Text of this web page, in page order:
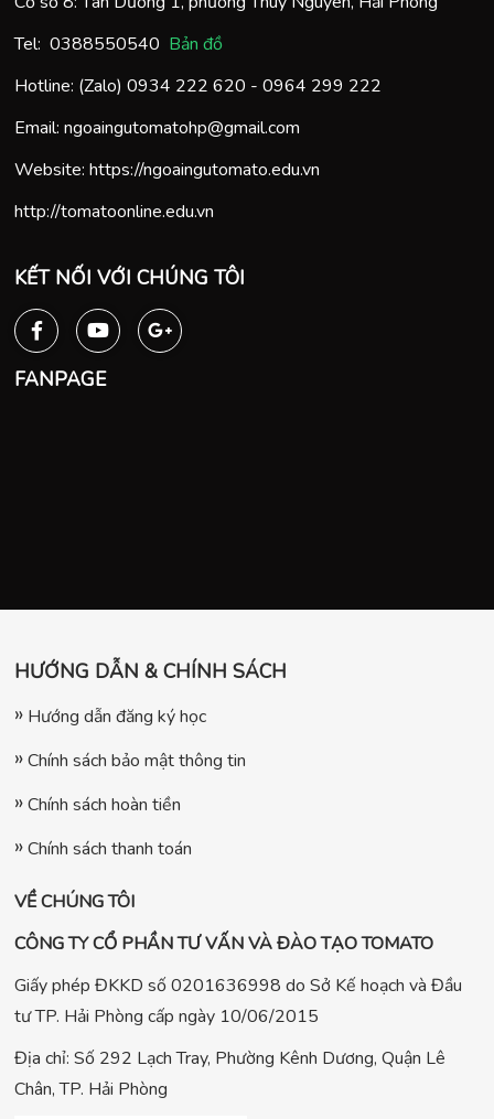
Tel: 0388550540 Bản đồ
Hotline: (Zalo) 0934 222 620 - 0964 299 222
Email: ngoaingutomatohp@gmail.com
Website: https://ngoaingutomato.edu.vn
http://tomatoonline.edu.vn
KẾT NỐI VỚI CHÚNG TÔI
FANPAGE
HƯỚNG DẪN & CHÍNH SÁCH
Hướng dẫn đăng ký học
Chính sách bảo mật thông tin
Chính sách hoàn tiền
Chính sách thanh toán
VỀ CHÚNG TÔI
CÔNG TY CỔ PHẦN TƯ VẤN VÀ ĐÀO TẠO TOMATO
Giấy phép ĐKKD số 0201636998 do Sở Kế hoạch và Đầu
tư TP. Hải Phòng cấp ngày 10/06/2015
Địa chỉ: Số 292 Lạch Tray, Phường Kênh Dương, Quận Lê
Chân, TP. Hải Phòng